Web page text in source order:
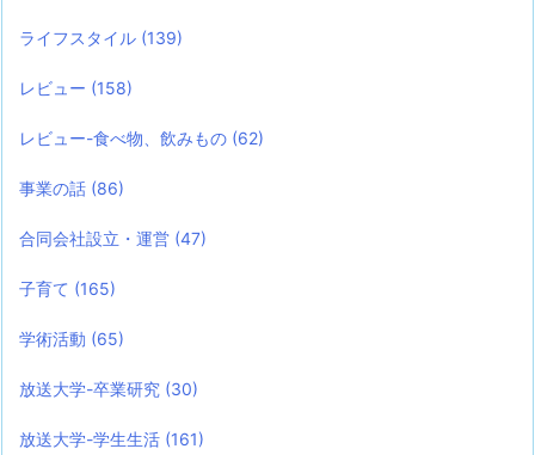
ライフスタイル (139)
レビュー (158)
レビュー-食べ物、飲みもの (62)
事業の話 (86)
合同会社設立・運営 (47)
子育て (165)
学術活動 (65)
放送大学-卒業研究 (30)
放送大学-学生生活 (161)